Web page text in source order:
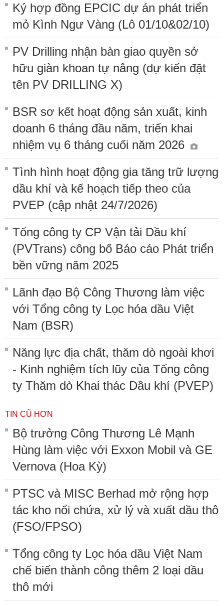
Ký hợp đồng EPCIC dự án phát triển
mỏ Kình Ngư Vàng (Lô 01/10&02/10)
PV Drilling nhận bàn giao quyền sở
hữu giàn khoan tự nâng (dự kiến đặt
tên PV DRILLING X)
BSR sơ kết hoạt động sản xuất, kinh
doanh 6 tháng đầu năm, triển khai
nhiệm vụ 6 tháng cuối năm 2026
Tình hình hoạt động gia tăng trữ lượng
dầu khí và kế hoạch tiếp theo của
PVEP (cập nhật 24/7/2026)
Tổng công ty CP Vận tải Dầu khí
(PVTrans) công bố Báo cáo Phát triển
bền vững năm 2025
Lãnh đạo Bộ Công Thương làm việc
với Tổng công ty Lọc hóa dầu Việt
Nam (BSR)
Năng lực địa chất, thăm dò ngoài khơi
- Kinh nghiệm tích lũy của Tổng công
ty Thăm dò Khai thác Dầu khí (PVEP)
TIN CŨ HƠN
Bộ trưởng Công Thương Lê Mạnh
Hùng làm việc với Exxon Mobil và GE
Vernova (Hoa Kỳ)
PTSC và MISC Berhad mở rộng hợp
tác kho nổi chứa, xử lý và xuất dầu thô
(FSO/FPSO)
Tổng công ty Lọc hóa dầu Việt Nam
chế biến thành công thêm 2 loại dầu
thô mới